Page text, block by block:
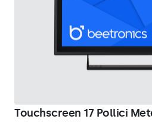
Touchscreen 17 Pollici